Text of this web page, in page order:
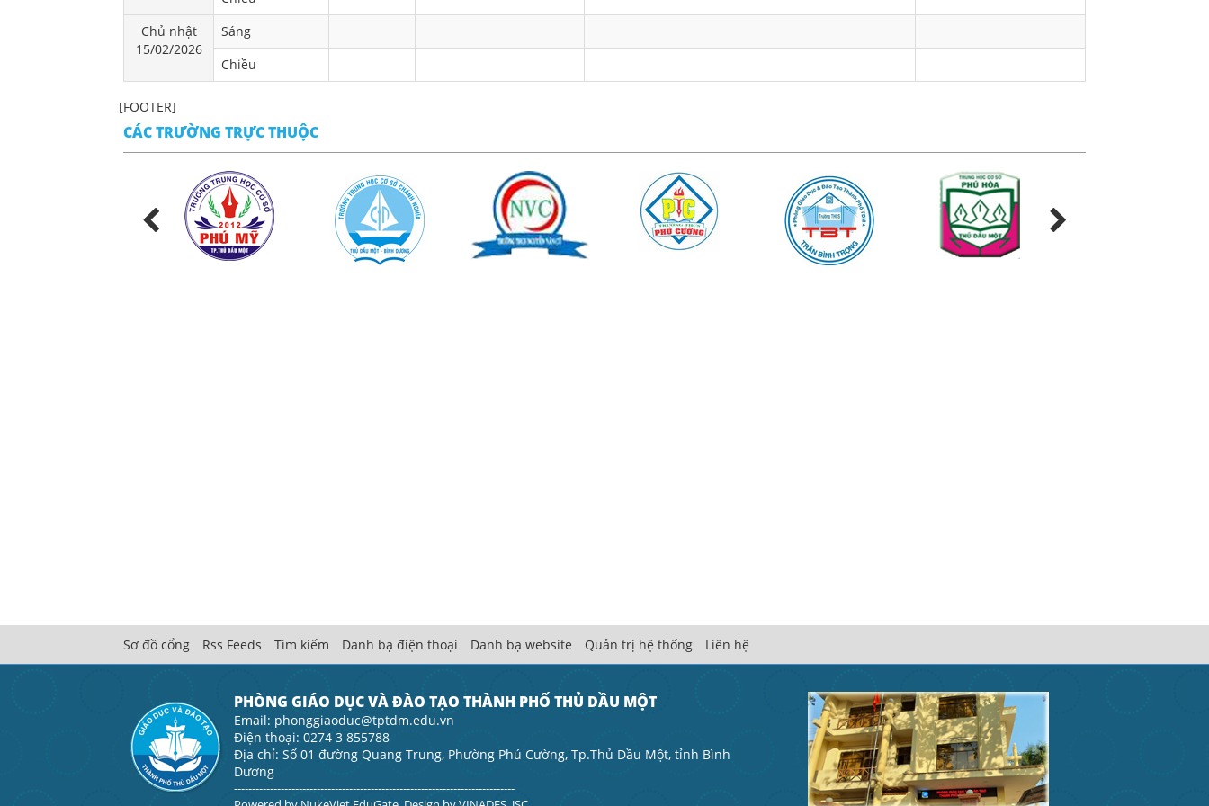
Chủ nhật
15/02/2026
Sáng
Chiều
[FOOTER]
CÁC TRƯỜNG TRỰC THUỘC
Sơ đồ cổng Rss Feeds Tìm kiếm Danh bạ điện thoại Danh bạ website Quản trị hệ thống Liên hệ
PHÒNG GIÁO DỤC VÀ ĐÀO TẠO THÀNH PHỐ THỦ DẦU MỘT
Email: phonggiaoduc@tptdm.edu.vn
Điện thoại: 0274 3 855788
Địa chỉ: Số 01 đường Quang Trung, Phường Phú Cường, Tp.Thủ Dầu Một, tỉnh Bình
Dương
------------------------------------------------------------------------------